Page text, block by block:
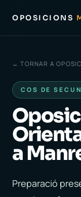
OPOSICIONS
← TORNAR A
COS DE
a
Preparació